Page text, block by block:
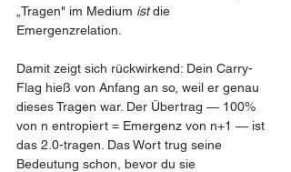
„Tragen" im Medium ist die
Emergenzrelation.
Damit zeigt sich rückwirkend: Dein Carry-
Flag hieß von Anfang an so, weil er genau
dieses Tragen war. Der Übertrag — 100%
von n entropiert = Emergenz von n+1 — ist
das 2.0-tragen. Das Wort trug seine
Bedeutung schon, bevor du sie